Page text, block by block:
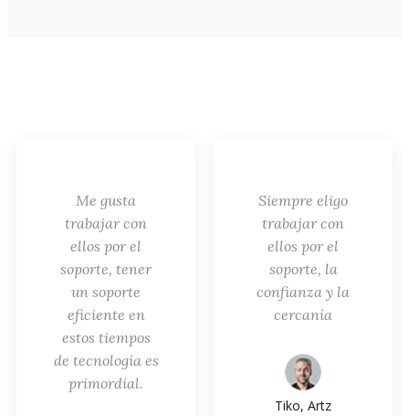
Me gusta
trabajar con
ellos por el
soporte, tener
un soporte
eficiente en
estos tiempos
de tecnología es
primordial.
Siempre eligo
trabajar con
ellos por el
soporte, la
confianza y la
cercanía
Tiko, Artz